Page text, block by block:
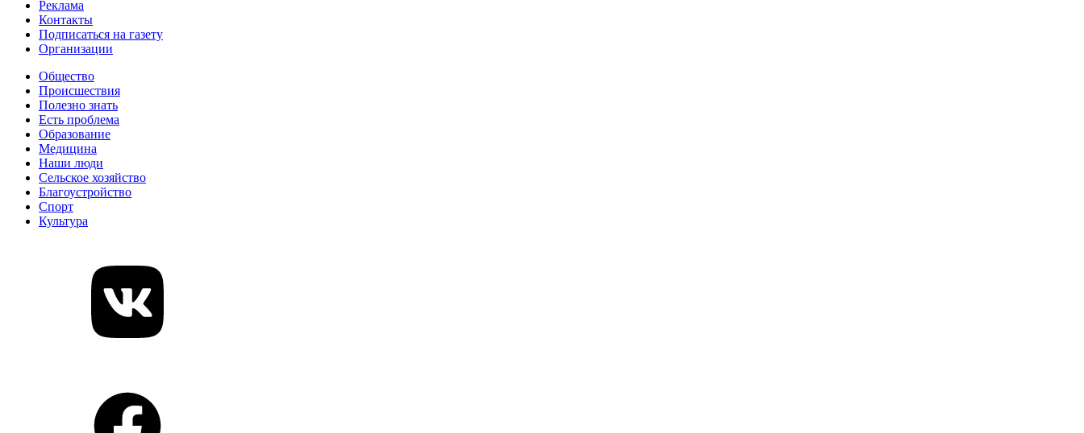
Реклама
Контакты
Подписаться на газету
Организации
Общество
Происшествия
Полезно знать
Есть проблема
Образование
Медицина
Наши люди
Сельское хозяйство
Благоустройство
Спорт
Культура